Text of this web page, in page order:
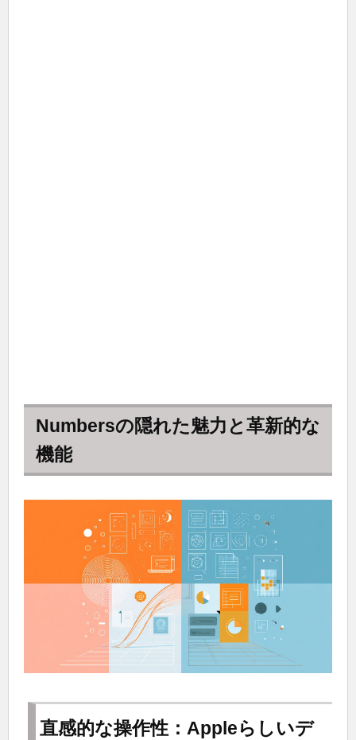
Numbersの隠れた魅力と革新的な
機能
直感的な操作性：Appleらしいデ